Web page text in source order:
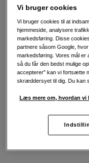
Fri fragt ved
30 dages
Personlig
Passende tilbehør
Vi bruger cookies
Vi bruger cookies til at
hjemmeside, analysere
markedsføring. Disse
partnere såsom Google,
markedsføring. Vores mål er
så du får den bedst mulige
accepterer" kan vi fortsætte
skræddersyet til dig. Du kan
Læs mere om, hvordan vi